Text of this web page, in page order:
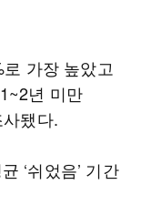
가장 높았고
년 미만
됐다.
‘쉬었음’ 기간